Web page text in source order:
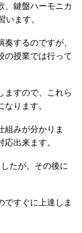
、鍵盤ハーモニカ
います。
するのですが、
の授業では行って
ますので、これら
ります。
組みが分かりま
出来ます。
たが、その後に
ですぐに上達しま